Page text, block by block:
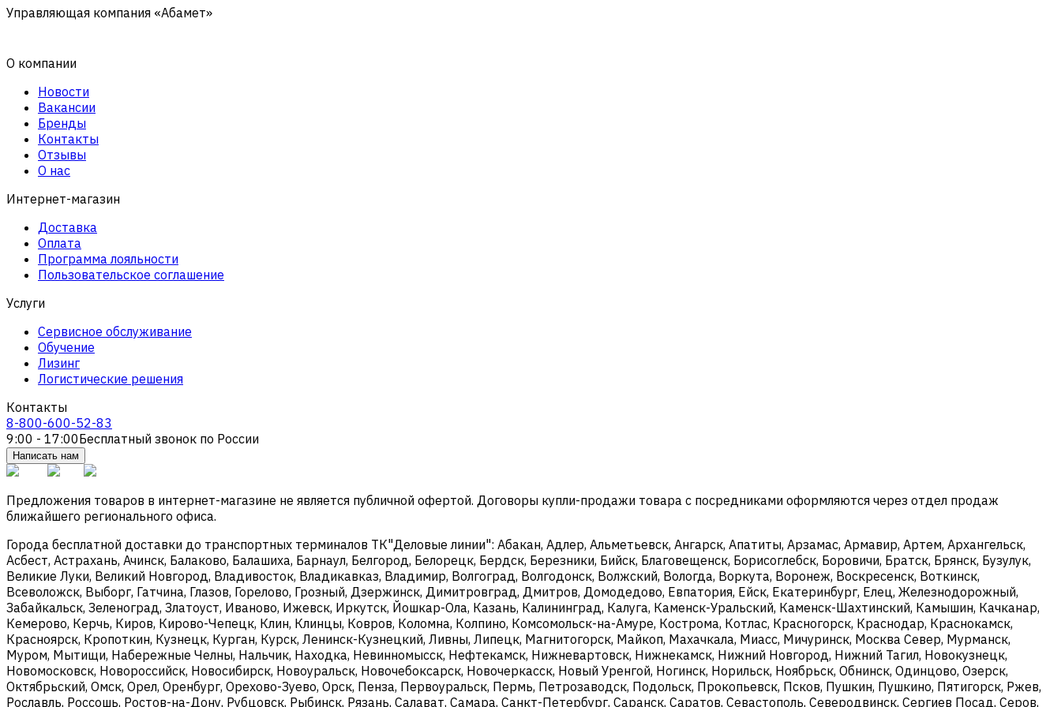
Управляющая компания «Абамет»
О компании
Новости
Вакансии
Бренды
Контакты
Отзывы
О нас
Интернет-магазин
Доставка
Оплата
Программа лояльности
Пользовательское соглашение
Услуги
Сервисное обслуживание
Обучение
Лизинг
Логистические решения
Контакты
8-800-600-52-83
9:00 - 17:00Бесплатный звонок по России
Написать нам
Предложения товаров в интернет-магазине не является публичной офертой. Договоры купли-продажи товара с посредниками оформляются через отдел продаж
ближайшего регионального офиса.
Города бесплатной доставки до транспортных терминалов ТК"Деловые линии": Абакан, Адлер, Альметьевск, Ангарск, Апатиты, Арзамас, Армавир, Артем, Архангельск,
Асбест, Астрахань, Ачинск, Балаково, Балашиха, Барнаул, Белгород, Белорецк, Бердск, Березники, Бийск, Благовещенск, Борисоглебск, Боровичи, Братск, Брянск, Бузулук,
Великие Луки, Великий Новгород, Владивосток, Владикавказ, Владимир, Волгоград, Волгодонск, Волжский, Вологда, Воркута, Воронеж, Воскресенск, Воткинск,
Всеволожск, Выборг, Гатчина, Глазов, Горелово, Грозный, Дзержинск, Димитровград, Дмитров, Домодедово, Евпатория, Ейск, Екатеринбург, Елец, Железнодорожный,
Забайкальск, Зеленоград, Златоуст, Иваново, Ижевск, Иркутск, Йошкар-Ола, Казань, Калининград, Калуга, Каменск-Уральский, Каменск-Шахтинский, Камышин, Качканар,
Кемерово, Керчь, Киров, Кирово-Чепецк, Клин, Клинцы, Ковров, Коломна, Колпино, Комсомольск-на-Амуре, Кострома, Котлас, Красногорск, Краснодар, Краснокамск,
Красноярск, Кропоткин, Кузнецк, Курган, Курск, Ленинск-Кузнецкий, Ливны, Липецк, Магнитогорск, Майкоп, Махачкала, Миасс, Мичуринск, Москва Север, Мурманск,
Муром, Мытищи, Набережные Челны, Нальчик, Находка, Невинномысск, Нефтекамск, Нижневартовск, Нижнекамск, Нижний Новгород, Нижний Тагил, Новокузнецк,
Новомосковск, Новороссийск, Новосибирск, Новоуральск, Новочебоксарск, Новочеркасск, Новый Уренгой, Ногинск, Норильск, Ноябрьск, Обнинск, Одинцово, Озерск,
Октябрьский, Омск, Орел, Оренбург, Орехово-Зуево, Орск, Пенза, Первоуральск, Пермь, Петрозаводск, Подольск, Прокопьевск, Псков, Пушкин, Пушкино, Пятигорск, Ржев,
Рославль, Россошь, Ростов-на-Дону, Рубцовск, Рыбинск, Рязань, Салават, Самара, Санкт-Петербург, Саранск, Саратов, Севастополь, Северодвинск, Сергиев Посад, Серов,